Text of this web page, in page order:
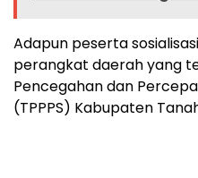
Adapun peserta
perangkat daerah yang
Pencegahan dan
(TPPPS) Kabupaten